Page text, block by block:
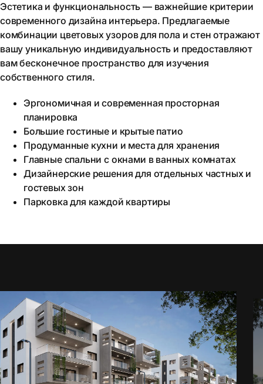
Эстетика и функциональность — важнейшие критерии
современного дизайна интерьера. Предлагаемые
комбинации цветовых узоров для пола и стен отражают
вашу уникальную индивидуальность и предоставляют
вам бесконечное пространство для изучения
собственного стиля.
Эргономичная и современная просторная
планировка
Большие гостиные и крытые патио
Продуманные кухни и места для хранения
Главные спальни с окнами в ванных комнатах
Дизайнерские решения для отдельных частных и
гостевых зон
Парковка для каждой квартиры